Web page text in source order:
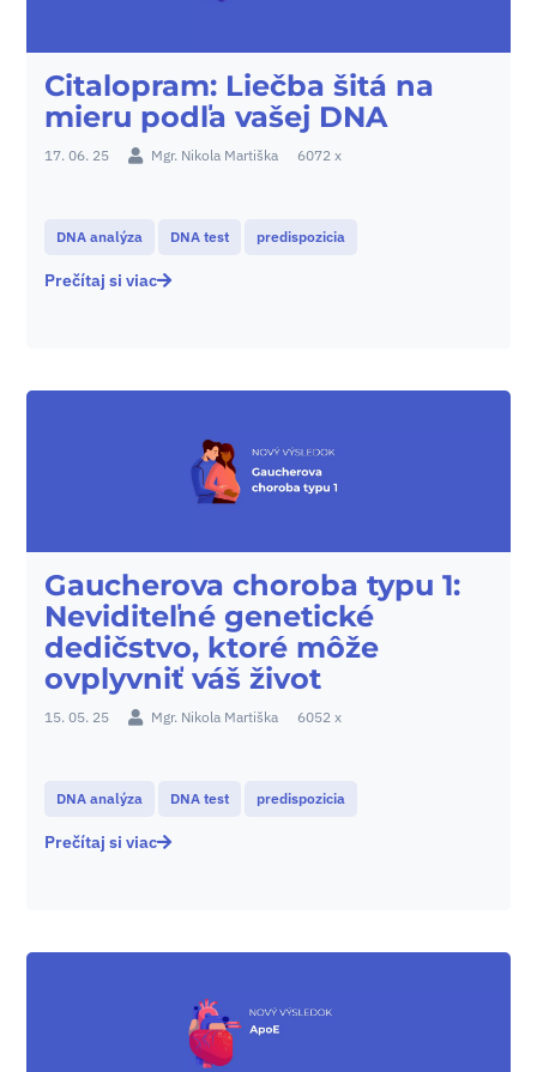
Citalopram: Liečba šitá na
mieru podľa vašej DNA
17. 06. 25 Mgr. Nikola Martiška 6072 x
DNA analýza DNA test predispozicia
Prečítaj si viac
Gaucherova choroba typu 1:
Neviditeľné genetické
dedičstvo, ktoré môže
ovplyvniť váš život
15. 05. 25 Mgr. Nikola Martiška 6052 x
DNA analýza DNA test predispozicia
Prečítaj si viac